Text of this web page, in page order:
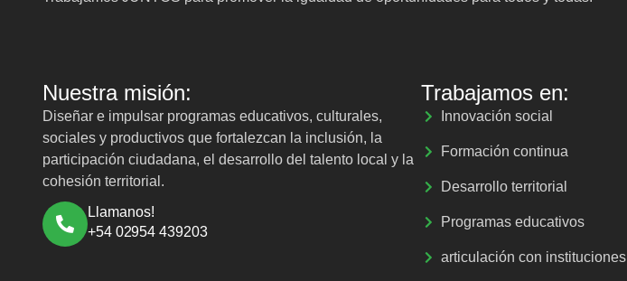
Nuestra misión:
Diseñar e impulsar programas educativos, culturales,
sociales y productivos que fortalezcan la inclusión, la
participación ciudadana, el desarrollo del talento local y la
cohesión territorial.
Llamanos!
+54 02954 439203
Trabajamos en:
Innovación social
Formación continua
Desarrollo territorial
Programas educativos
articulación con instituciones